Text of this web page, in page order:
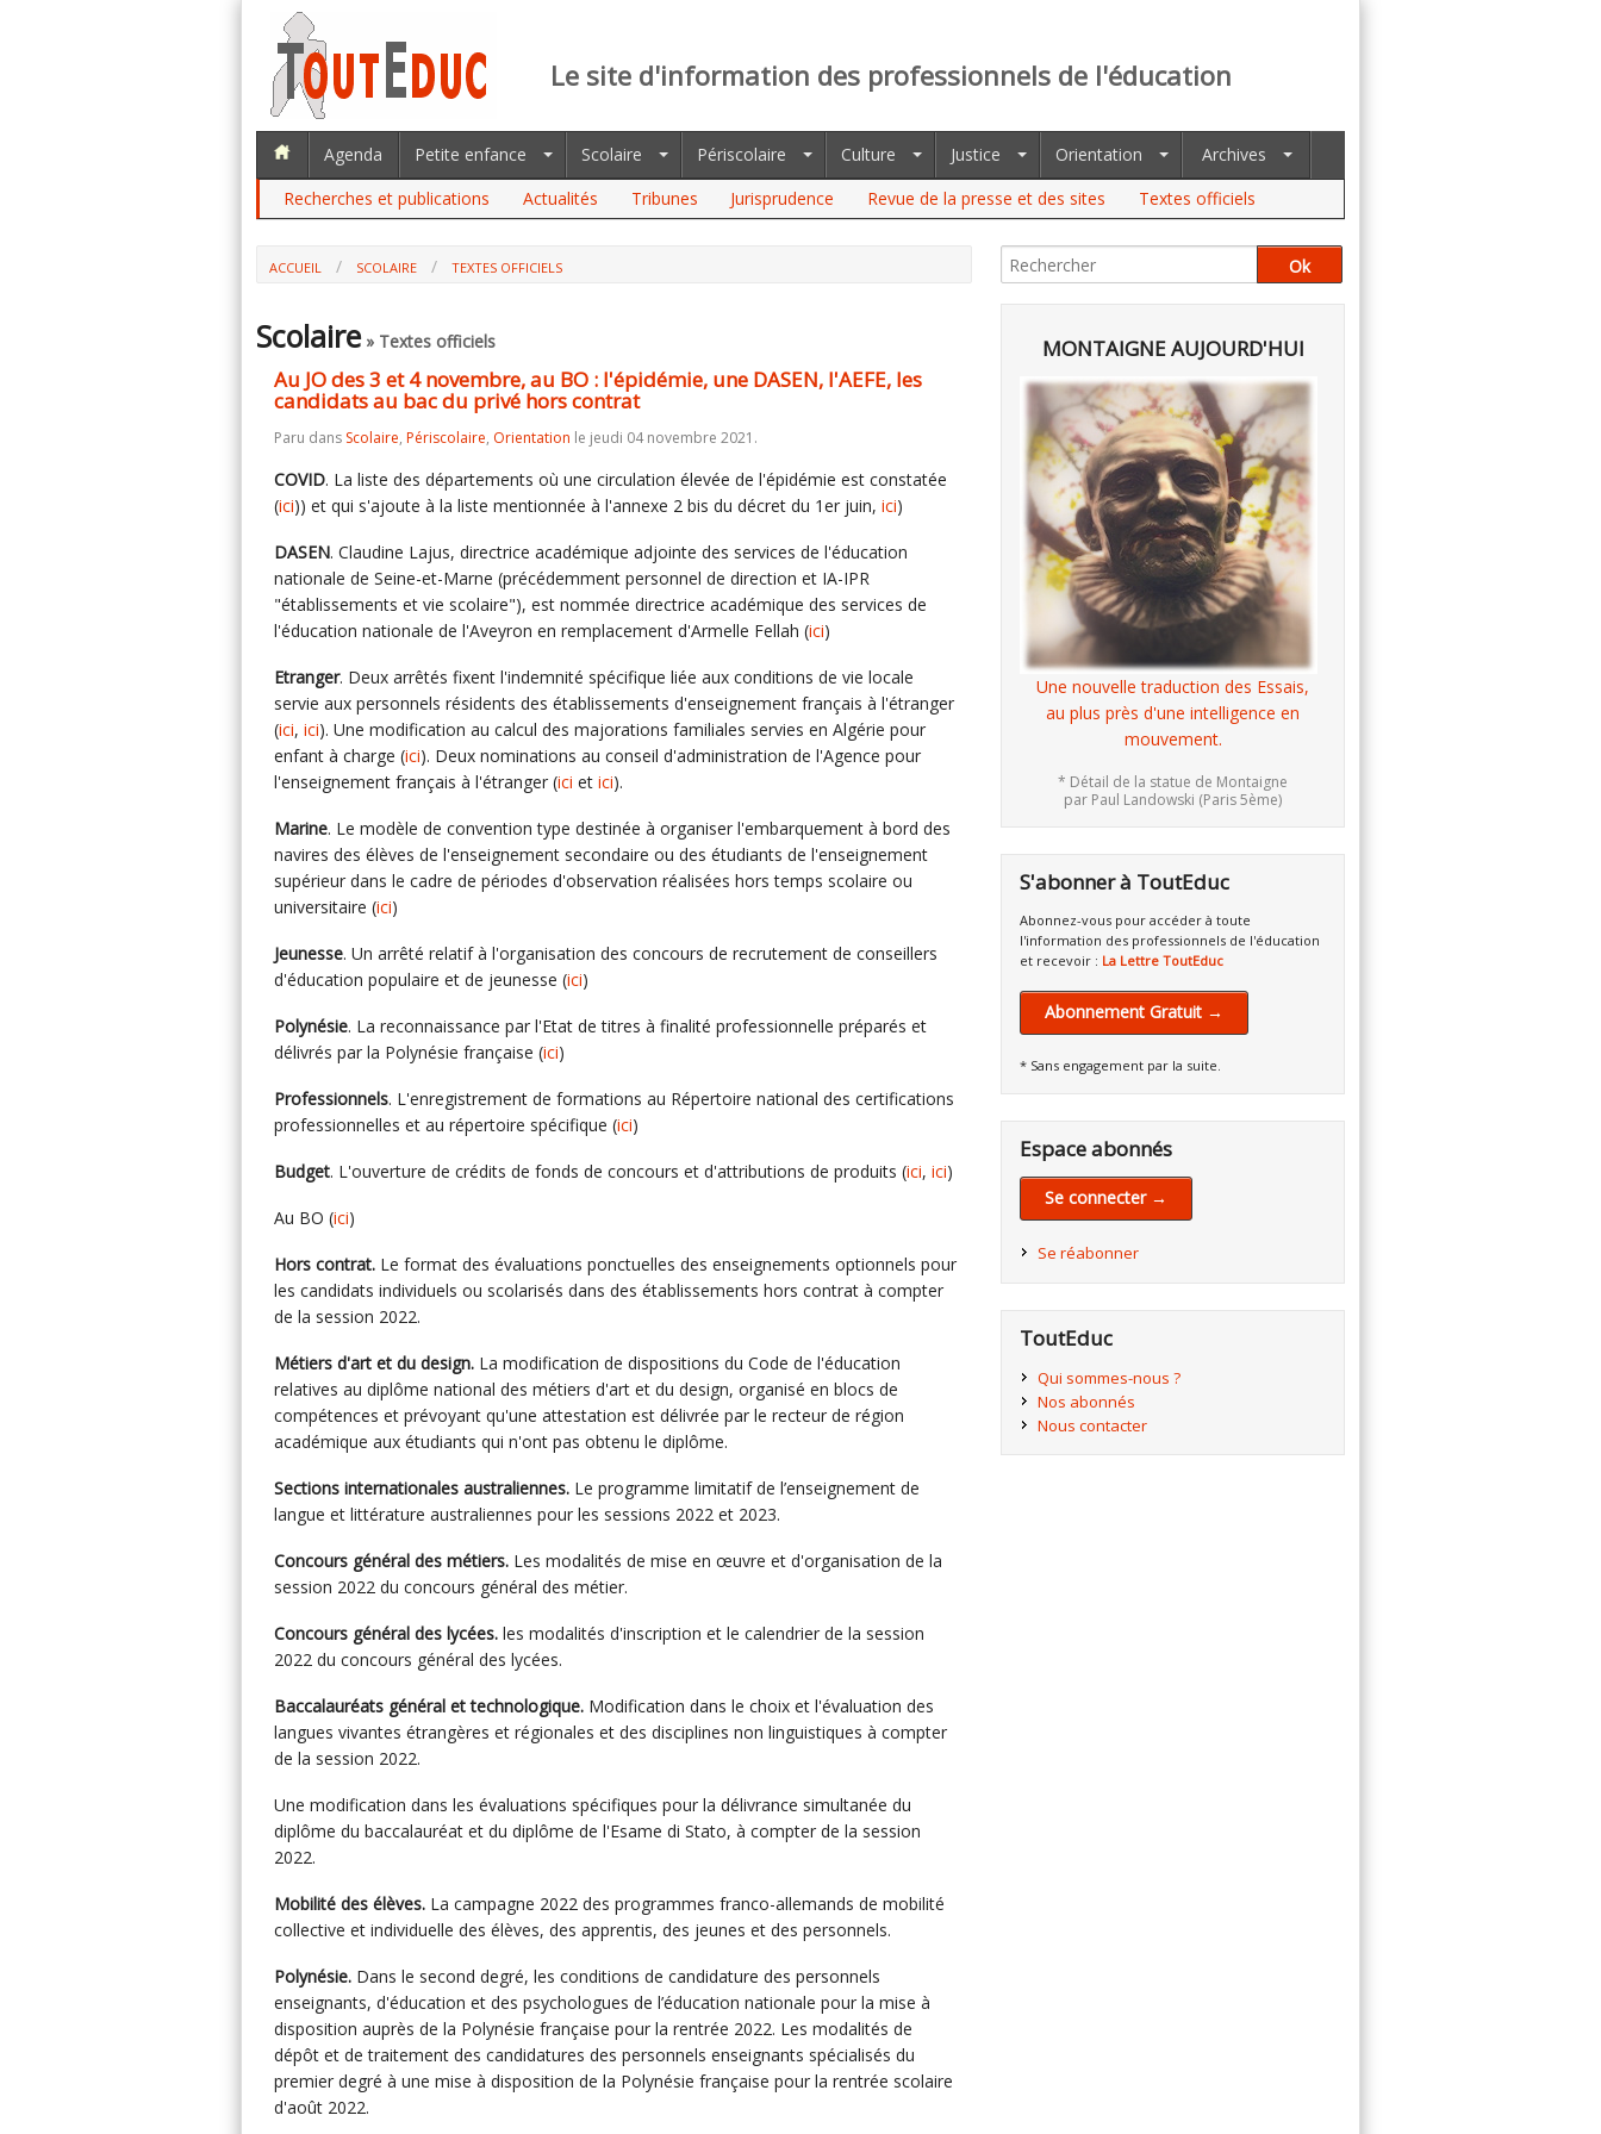
Le site d'information des professionnels de l'éducation
Agenda Petite enfance Scolaire Périscolaire Culture Justice Orientation
Archives
Recherches et publications
Actualités Tribunes Jurisprudence Revue de la presse et des sites Textes officiels
ACCUEIL SCOLAIRE
TEXTES OFFICIELS
HORS CONTRAT
Scolaire» Textes officiels
Au JO des 3 et 4 novembre, au BO : l'épidémie, une DASEN, l'AEFE, les
candidats au bac du privé hors contrat
Paru dans Scolaire, Périscolaire, Orientation le jeudi 04 novembre 2021.
COVID. La liste des départements où une circulation élevée de l'épidémie est constatée
(ici)) et qui s'ajoute à la liste mentionnée à l'annexe 2 bis du décret du 1er juin, ici)
DASEN. Claudine Lajus, directrice académique adjointe des services de l'éducation
nationale de Seine-et-Marne (précédemment personnel de direction et IA-IPR
"établissements et vie scolaire"), est nommée directrice académique des services de
l'éducation nationale de l'Aveyron en remplacement d'Armelle Fellah (ici)
Etranger. Deux arrêtés fixent l'indemnité spécifique liée aux conditions de vie locale
servie aux personnels résidents des établissements d'enseignement français à l'étranger
(ici, ici). Une modification au calcul des majorations familiales servies en Algérie pour
enfant à charge (ici). Deux nominations au conseil d'administration de l'Agence pour
l'enseignement français à l'étranger (ici et ici).
Marine. Le modèle de convention type destinée à organiser l'embarquement à bord des
navires des élèves de l'enseignement secondaire ou des étudiants de l'enseignement
supérieur dans le cadre de périodes d'observation réalisées hors temps scolaire ou
universitaire (ici)
Jeunesse. Un arrêté relatif à l'organisation des concours de recrutement de conseillers
d'éducation populaire et de jeunesse (ici)
Polynésie. La reconnaissance par l'Etat de titres à finalité professionnelle préparés et
délivrés par la Polynésie française (ici)
Professionnels. L'enregistrement de formations au Répertoire national des certifications
professionnelles et au répertoire spécifique (ici)
Budget. L'ouverture de crédits de fonds de concours et d'attributions de produits (ici, ici)
Au BO (ici)
Hors contrat. Le format des évaluations ponctuelles des enseignements optionnels pour
les candidats individuels ou scolarisés dans des établissements hors contrat à compter
de la session 2022.
Métiers d'art et du design. La modification de dispositions du Code de l'éducation
relatives au diplôme national des métiers d'art et du design, organisé en blocs de
compétences et prévoyant qu'une attestation est délivrée par le recteur de région
académique aux étudiants qui n'ont pas obtenu le diplôme.
Sections internationales australiennes. Le programme limitatif de l’enseignement de
langue et littérature australiennes pour les sessions 2022 et 2023.
Concours général des métiers. Les modalités de mise en œuvre et d'organisation de la
session 2022 du concours général des métier.
Concours général des lycées. les modalités d'inscription et le calendrier de la session
2022 du concours général des lycées.
Baccalauréats général et technologique. Modification dans le choix et l'évaluation des
langues vivantes étrangères et régionales et des disciplines non linguistiques à compter
de la session 2022.
Une modification dans les évaluations spécifiques pour la délivrance simultanée du
diplôme du baccalauréat et du diplôme de l'Esame di Stato, à compter de la session
2022.
Mobilité des élèves. La campagne 2022 des programmes franco-allemands de mobilité
collective et individuelle des élèves, des apprentis, des jeunes et des personnels.
Polynésie. Dans le second degré, les conditions de candidature des personnels
enseignants, d'éducation et des psychologues de l’éducation nationale pour la mise à
disposition auprès de la Polynésie française pour la rentrée 2022. Les modalités de
dépôt et de traitement des candidatures des personnels enseignants spécialisés du
premier degré à une mise à disposition de la Polynésie française pour la rentrée scolaire
d'août 2022.
MONTAIGNE AUJOURD'HUI
Une nouvelle traduction des Essais,
au plus près d'une intelligence en
mouvement.
* Détail de la statue de Montaigne
par Paul Landowski (Paris 5ème)
S'abonner à ToutEduc
Abonnez-vous pour accéder à toute
l'information des professionnels de l'éducation
et recevoir : La Lettre ToutEduc
Abonnement Gratuit →
* Sans engagement par la suite.
Espace abonnés
Se connecter →
Se réabonner
ToutEduc
Qui sommes-nous ?
Nos abonnés
Nous contacter